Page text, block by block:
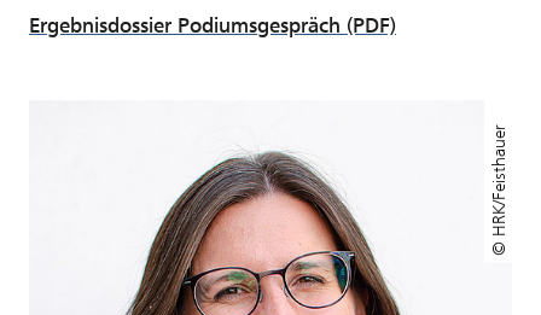
Ergebnisdossier Podiumsgespräch (PDF)
© HRK/Feisthauer